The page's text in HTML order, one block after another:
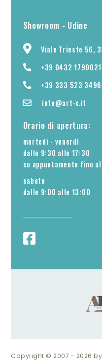
Showroom - Udine
Viale Trieste 56,
+39 0432 1790021
+39 333 523 3496
info@art-x.it
Orario di apertura:
martedì - venerdì
dalle 9:30 alle 17:30
su appuntamento fino
sabato
dalle 9:00 alle 13:00
Copyright © 2007 - 2026 by